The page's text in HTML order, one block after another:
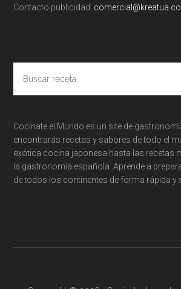
Contacto publicidad:
receta
Cocínate el Mundo es un site de
encontrarás recetas y sabores de todo el
exótica cocina japonesa hasta las recetas
la gastronomía española. Aprende a
de todos los continentes de forma rápida y